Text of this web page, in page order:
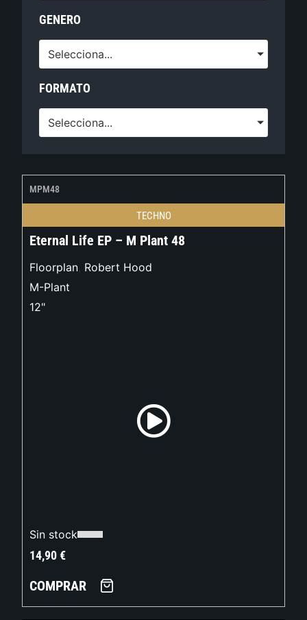
GENERO
Selecciona...
FORMATO
Selecciona...
MPM48
TECHNO
Eternal Life EP – M Plant 48
Floorplan, Robert Hood
M-Plant
12"
Sin stock
14,90€
COMPRAR